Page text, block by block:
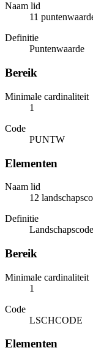
Naam lid
11
Definitie
Puntenwaarde
Bereik
Minimale cardinaliteit
1
Code
PUNTW
Elementen
Naam lid
12
Definitie
Bereik
Minimale cardinaliteit
1
Code
LSCHCODE
Elementen